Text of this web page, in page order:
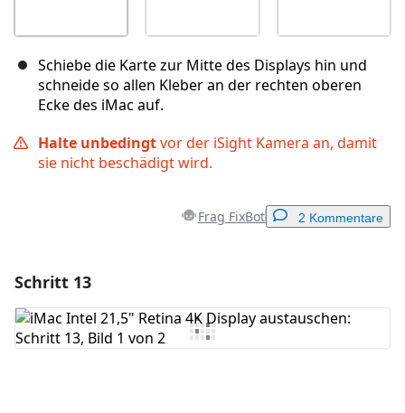
Schiebe die Karte zur Mitte des Displays hin und
schneide so allen Kleber an der rechten oberen
Ecke des iMac auf.
Halte unbedingtvor der iSight Kamera an, damit
sie nicht beschädigt wird.
Frag FixBot 2 Kommentare
Kommentar hinzufügen
Schritt 13